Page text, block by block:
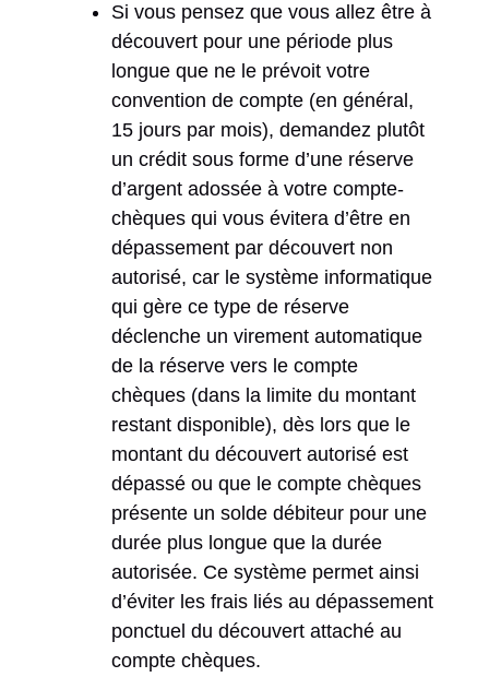
Si vous pensez que vous allez être à
découvert pour une période plus
longue que ne le prévoit votre
convention de compte (en général,
15 jours par mois), demandez plutôt
un crédit sous forme d’une réserve
d’argent adossée à votre compte-
chèques qui vous évitera d’être en
dépassement par découvert non
autorisé, car le système informatique
qui gère ce type de réserve
déclenche un virement automatique
de la réserve vers le compte
chèques (dans la limite du montant
restant disponible), dès lors que le
montant du découvert autorisé est
dépassé ou que le compte chèques
présente un solde débiteur pour une
durée plus longue que la durée
autorisée. Ce système permet ainsi
d’éviter les frais liés au dépassement
ponctuel du découvert attaché au
compte chèques.